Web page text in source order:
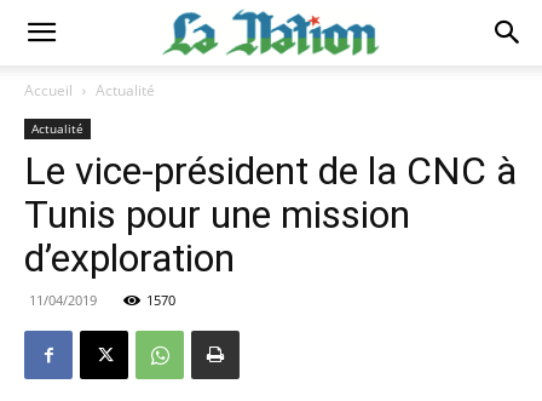
Accueil Actualité
Actualité
Le vice-président de la CNC à
Tunis pour une mission
d’exploration
11/04/2019 1570